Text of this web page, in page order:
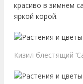
красиво в зимнем
яркой корой.
Кизил блестящий